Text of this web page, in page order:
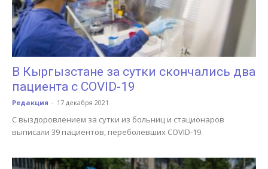
В Кыргызстане за сутки скончались два
пациента с COVID-19
Редакция - 17 декабря 2021
С выздоровлением за сутки из больниц и стационаров
выписали 39 пациентов, переболевших COVID-19.